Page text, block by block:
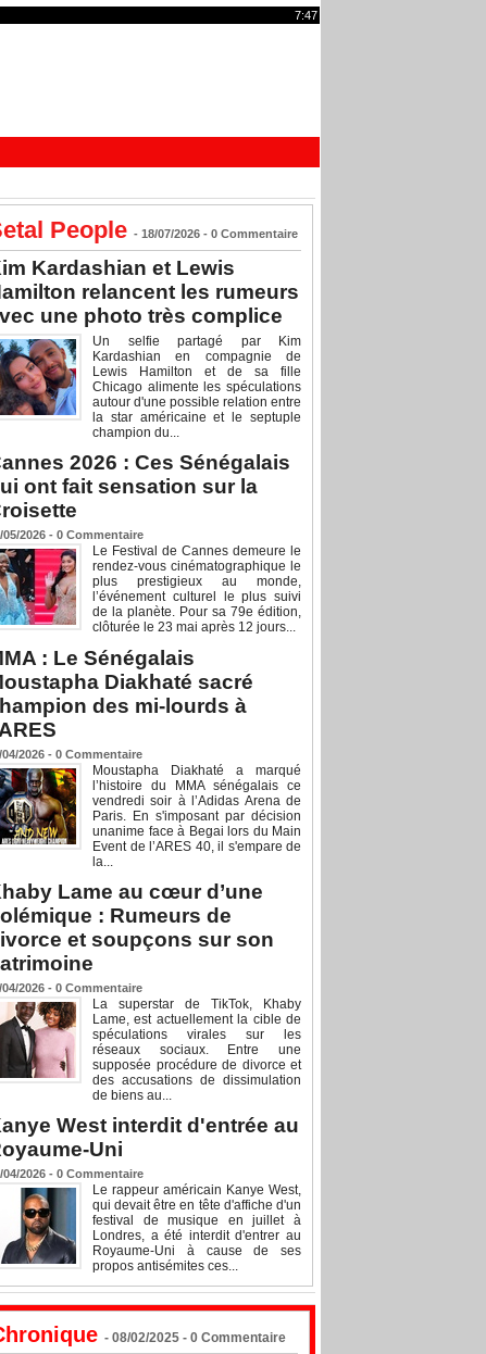
7:47
People - 18/07/2026 - 0 Commentaire
Kardashian et Lewis
relancent les rumeurs
une photo très complice
Un selfie partagé par Kim
Kardashian en compagnie de
Lewis Hamilton et de sa fille
Chicago alimente les spéculations
autour d'une possible relation entre
la star américaine et le septuple
champion du...
2026 : Ces Sénégalais
ont fait sensation sur la
05/2026 - 0 Commentaire
Le Festival de Cannes demeure le
rendez-vous cinématographique le
plus prestigieux au monde,
l’événement culturel le plus suivi
de la planète. Pour sa 79e édition,
clôturée le 23 mai après 12 jours...
: Le Sénégalais
Diakhaté sacré
des mi-lourds à
04/2026 - 0 Commentaire
Moustapha Diakhaté a marqué
l’histoire du MMA sénégalais ce
vendredi soir à l’Adidas Arena de
Paris. En s'imposant par décision
unanime face à Begai lors du Main
Event de l’ARES 40, il s'empare de
la...
Lame au cœur d’une
: Rumeurs de
et soupçons sur son
04/2026 - 0 Commentaire
La superstar de TikTok, Khaby
Lame, est actuellement la cible de
spéculations virales sur les
réseaux sociaux. Entre une
supposée procédure de divorce et
des accusations de dissimulation
de biens au...
West interdit d'entrée au
Uni
04/2026 - 0 Commentaire
Le rappeur américain Kanye West,
qui devait être en tête d'affiche d'un
festival de musique en juillet à
Londres, a été interdit d'entrer au
Royaume-Uni à cause de ses
propos antisémites ces...
- 08/02/2025 - 0 Commentaire